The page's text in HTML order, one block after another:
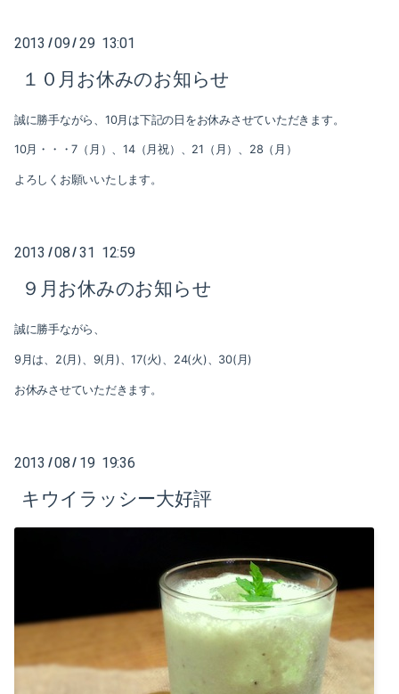
2016-04（1）
2016-03（1）
2015-11（2）
2015-07（2）
2015-01（3）
2014-12（2）
2014-11（4）
2017-04（1）
2017-02（1）
2016-09（3）
2016-02（1）
2016-01（4）
2013 /09 / 29 13:01
１０月お休みのお知らせ
誠に勝手ながら、10月は下記の日をお休みさせていただきます。
10月・・・7（月）、14（月祝）、21（月）、28（月）
よろしくお願いいたします。
2013 /08 / 31 12:59
９月お休みのお知らせ
誠に勝手ながら、
9月は、2(月)、9(月)、17(火)、24(火)、30(月)
お休みさせていただきます。
2013 /08 / 19 19:36
キウイラッシー大好評